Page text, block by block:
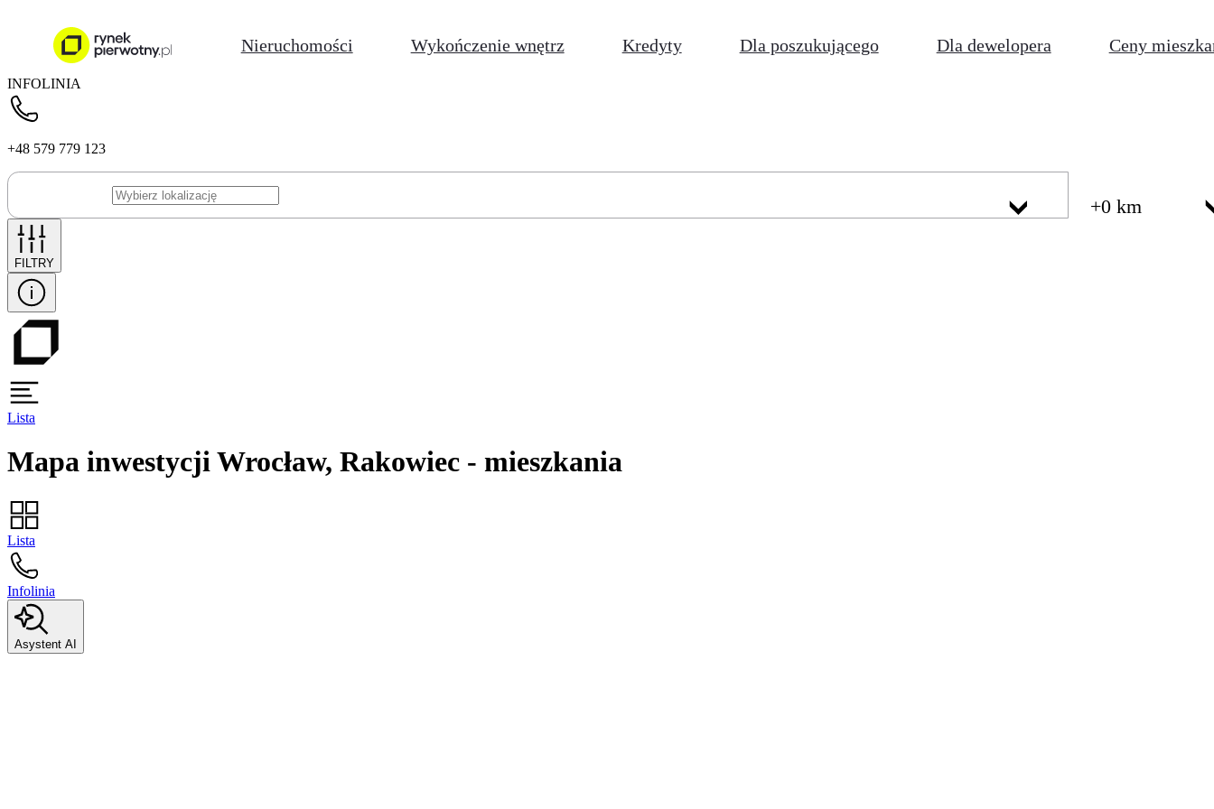
Nieruchomości Wykończenie wnętrz Kredyty Dla poszukującego Dla dewelopera Ceny
INFOLINIA
+48 579 779 123
+0 km
FILTRY
Lista
Mapa inwestycji Wrocław, Rakowiec - mieszkania
Lista
Infolinia
Asystent AI